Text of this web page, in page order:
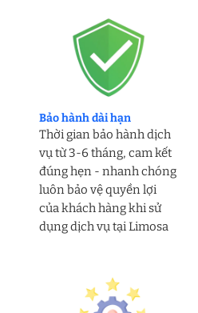
Bảo hành dài hạn
Thời gian bảo hành dịch
vụ từ 3-6 tháng, cam kết
đúng hẹn - nhanh chóng
luôn bảo vệ quyền lợi
của khách hàng khi sử
dụng dịch vụ tại Limosa